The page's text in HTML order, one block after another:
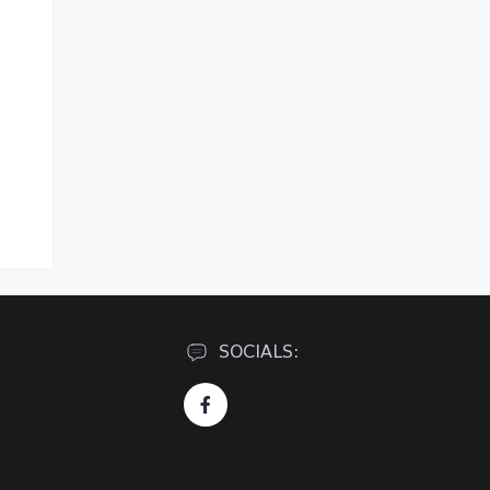
SOCIALS: